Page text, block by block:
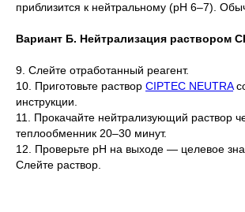
приблизится к нейтральному (pH 6–7).
Вариант Б. Нейтрализация раствором
9. Слейте отработанный реагент.
10. Приготовьте раствор CIPTEC NEUTRA
инструкции.
11. Прокачайте нейтрализующий раствор
теплообменник 20–30 минут.
12. Проверьте pH на выходе — целевое
Слейте раствор.